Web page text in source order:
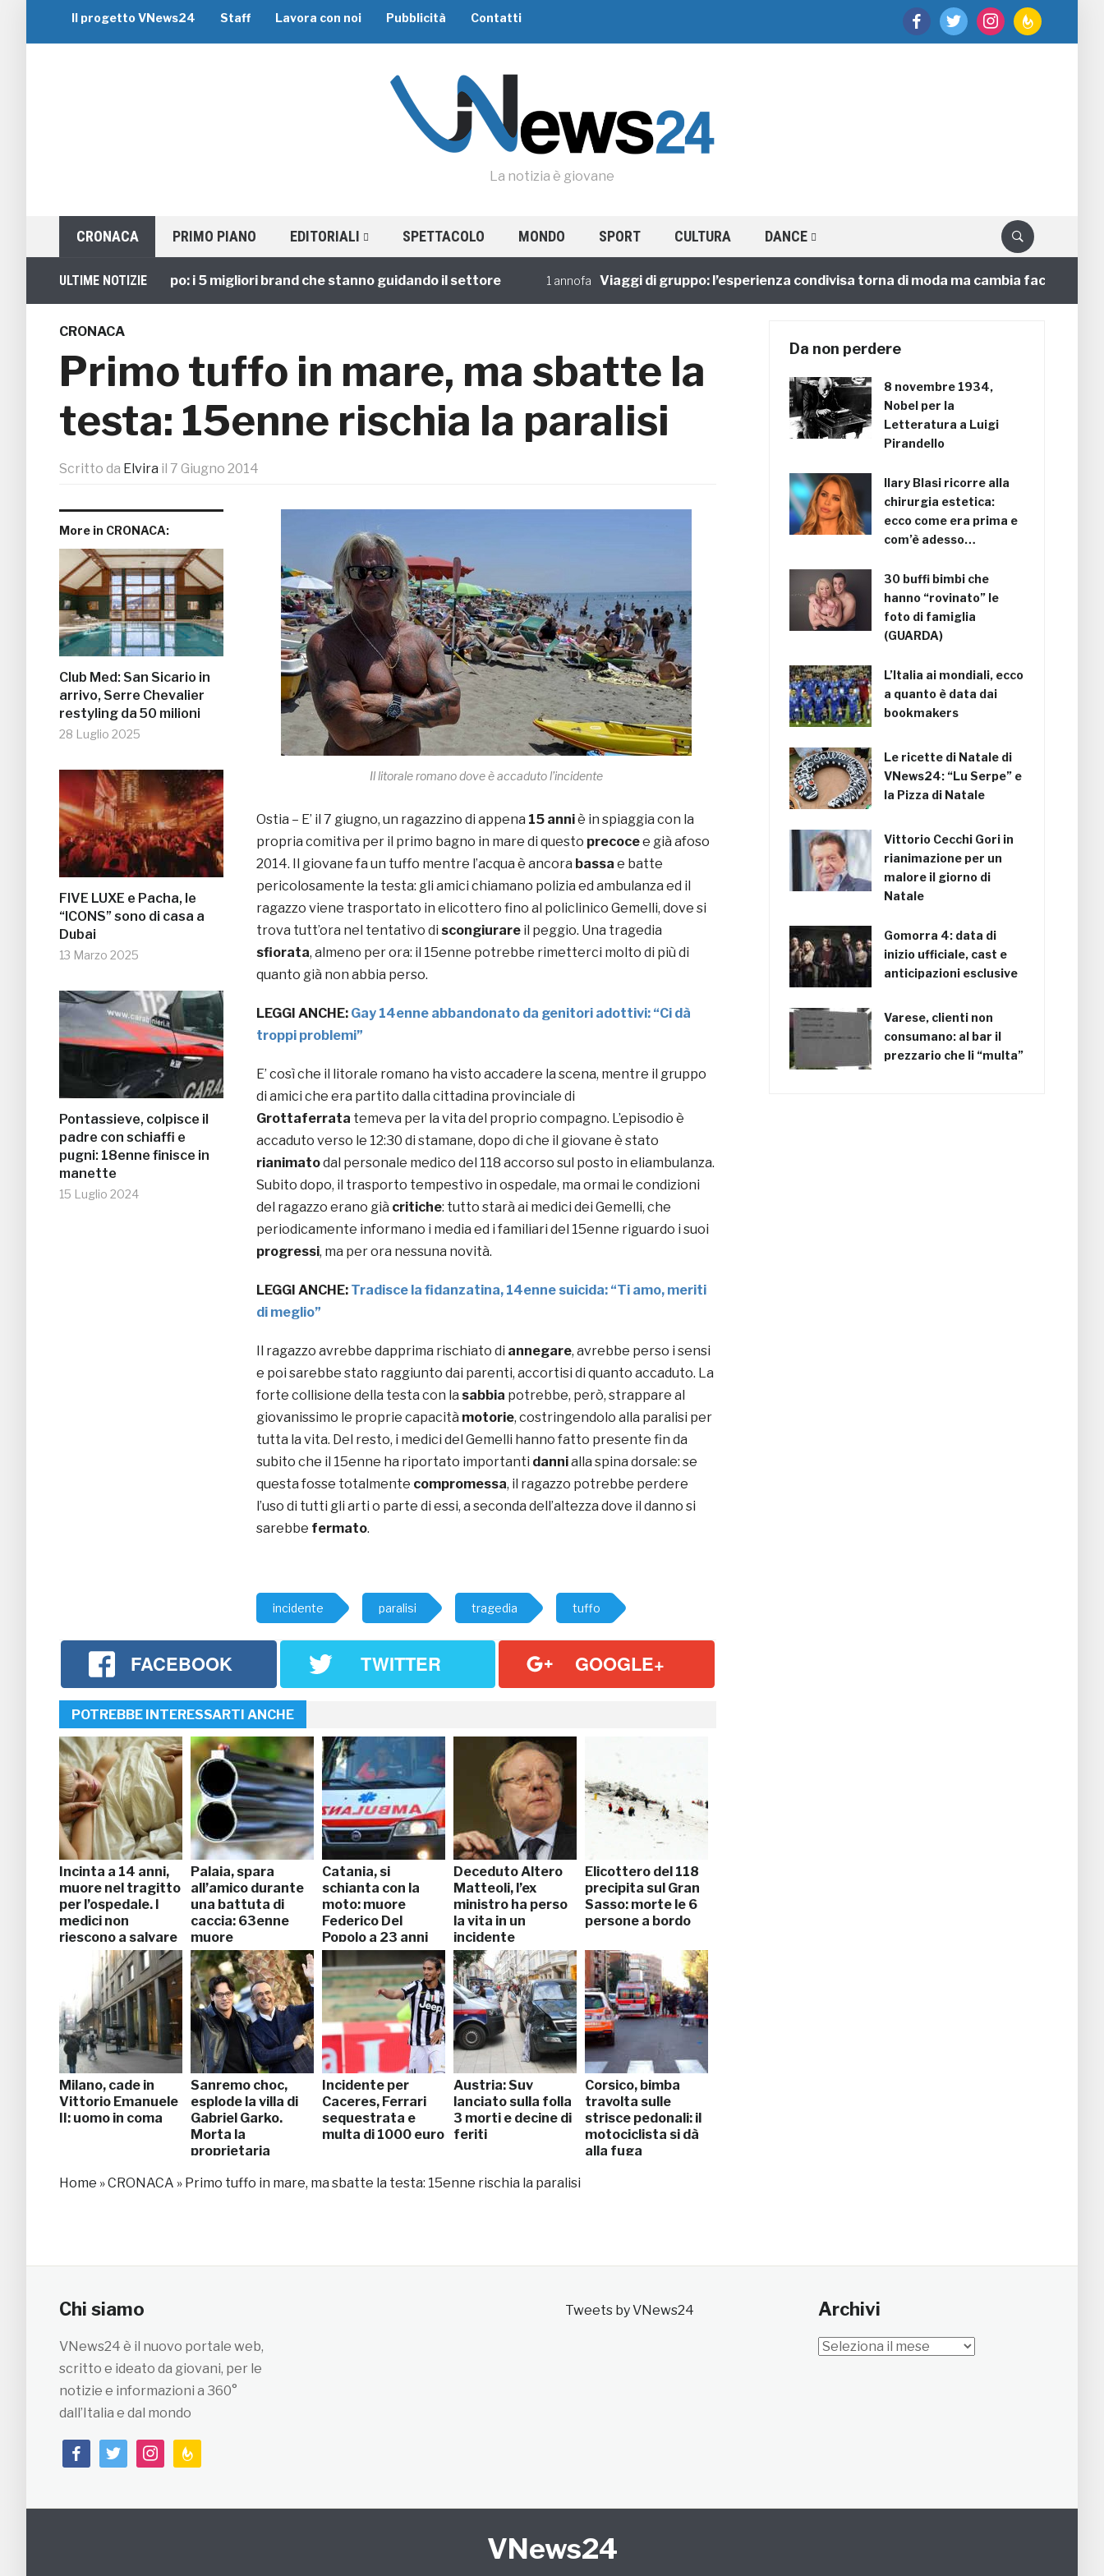
facebooktwitter instagramfeedburner
Il progetto VNews24 Staff Lavora con noi Pubblicità Contatti
La notizia è giovane
CRONACA PRIMO PIANO EDITORIALI SPETTACOLO MONDO SPORT CULTURA DANCE
ULTIME NOTIZIE
Viaggi di Gruppo: i 5 migliori brand che stanno guidando il settore 1 annofa Viaggi di gruppo: l’esperienza condivisa torna di moda ma cambia faccia
CRONACA
Primo tuffo in mare, ma sbatte la
testa: 15enne rischia la paralisi
Scritto da Elvira il 7 Giugno 2014
More in CRONACA:
Club Med: San Sicario in
arrivo, Serre Chevalier
restyling da 50 milioni
28 Luglio 2025
FIVE LUXE e Pacha, le
“ICONS” sono di casa a
Dubai
13 Marzo 2025
Pontassieve, colpisce il
padre con schiaffi e
pugni: 18enne finisce in
manette
15 Luglio 2024
Il litorale romano dove è accaduto l’incidente
Ostia – E’ il 7 giugno, un ragazzino di appena 15 anniè in spiaggia con la
propria comitiva per il primo bagno in mare di questo precocee già afoso
2014. Il giovane fa un tuffo mentre l’acqua è ancora bassa e batte
pericolosamente la testa: gli amici chiamano polizia ed ambulanza ed il
ragazzo viene trasportato in elicottero fino al policlinico Gemelli, dove si
trova tutt’ora nel tentativo di scongiurare il peggio. Una tragedia
sfiorata, almeno per ora: il 15enne potrebbe rimetterci molto di più di
quanto già non abbia perso.
LEGGI ANCHE: Gay 14enne abbandonato da genitori adottivi: “Ci dà
troppi problemi”
E’ così che il litorale romano ha visto accadere la scena, mentre il gruppo
di amici che era partito dalla cittadina provinciale di
Grottaferrata temeva per la vita del proprio compagno. L’episodio è
accaduto verso le 12:30 di stamane, dopo di che il giovane è stato
rianimatodal personale medico del 118 accorso sul posto in eliambulanza.
Subito dopo, il trasporto tempestivo in ospedale, ma ormai le condizioni
del ragazzo erano già critiche: tutto starà ai medici dei Gemelli, che
periodicamente informano i media ed i familiari del 15enne riguardo i suoi
progressi, ma per ora nessuna novità.
LEGGI ANCHE: Tradisce la fidanzatina, 14enne suicida: “Ti amo, meriti
di meglio”
Il ragazzo avrebbe dapprima rischiato di annegare, avrebbe perso i sensi
e poi sarebbe stato raggiunto dai parenti, accortisi di quanto accaduto. La
forte collisione della testa con la sabbia potrebbe, però, strappare al
giovanissimo le proprie capacità motorie, costringendolo alla paralisi per
tutta la vita. Del resto, i medici del Gemelli hanno fatto presente fin da
subito che il 15enne ha riportato importanti dannialla spina dorsale: se
questa fosse totalmente compromessa, il ragazzo potrebbe perdere
l’uso di tutti gli arti o parte di essi, a seconda dell’altezza dove il danno si
sarebbe fermato.
incidente paralisi tragedia tuffo
FACEBOOK TWITTER GOOGLE+
POTREBBE INTERESSARTI ANCHE
Incinta a 14 anni,
muore nel tragitto
per l’ospedale. I
medici non
riescono a salvare
il bimbo
Palaia, spara
all’amico durante
una battuta di
caccia: 63enne
muore
Catania, si
schianta con la
moto: muore
Federico Del
Popolo a 23 anni
Deceduto Altero
Matteoli, l’ex
ministro ha perso
la vita in un
incidente
Elicottero del 118
precipita sul Gran
Sasso: morte le 6
persone a bordo
Milano, cade in
Vittorio Emanuele
II: uomo in coma
Sanremo choc,
esplode la villa di
Gabriel Garko.
Morta la
proprietaria
Incidente per
Caceres, Ferrari
sequestrata e
multa di 1000 euro
Austria: Suv
lanciato sulla folla
3 morti e decine di
feriti
Corsico, bimba
travolta sulle
strisce pedonali: il
motociclista si dà
alla fuga
Home »CRONACA » Primo tuffo in mare, ma sbatte la testa: 15enne rischia la paralisi
Da non perdere
8 novembre 1934,
Nobel per la
Letteratura a Luigi
Pirandello
Ilary Blasi ricorre alla
chirurgia estetica:
ecco come era prima e
com’è adesso…
30 buffi bimbi che
hanno “rovinato” le
foto di famiglia
(GUARDA)
L’Italia ai mondiali, ecco
a quanto è data dai
bookmakers
Le ricette di Natale di
VNews24: “Lu Serpe” e
la Pizza di Natale
Vittorio Cecchi Gori in
rianimazione per un
malore il giorno di
Natale
Gomorra 4: data di
inizio ufficiale, cast e
anticipazioni esclusive
Varese, clienti non
consumano: al bar il
prezzario che li “multa”
Chi siamo
VNews24 è il nuovo portale web,
scritto e ideato da giovani, per le
notizie e informazioni a 360°
dall’Italia e dal mondo
facebooktwitterinstagramfeedburner
Tweets by VNews24 Archivi
Archivi
VNews24